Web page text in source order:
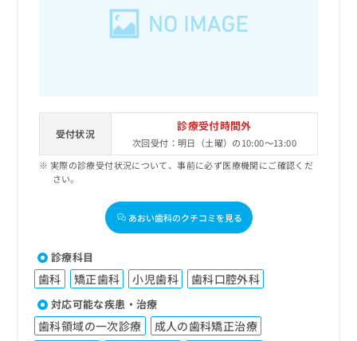
受付状況
診療受付時間外
次回受付：明日（土曜）の10:00～13:00
実際の診療受付状況について、事前に必ず医療機関にご確認くだ
さい。
あおい歯科のクチコミを見る
診療科目
歯科 矯正歯科 小児歯科 歯科口腔外科
対応可能な疾患・治療
歯科領域の一次診療
成人の歯科矯正治療